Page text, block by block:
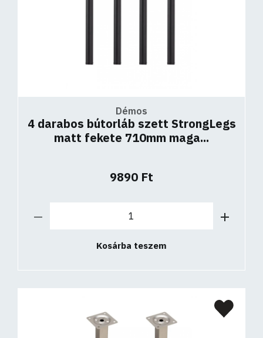
Démos
4 darabos bútorláb szett StrongLegs
matt fekete 710mm maga...
9890 Ft
Kosárba teszem